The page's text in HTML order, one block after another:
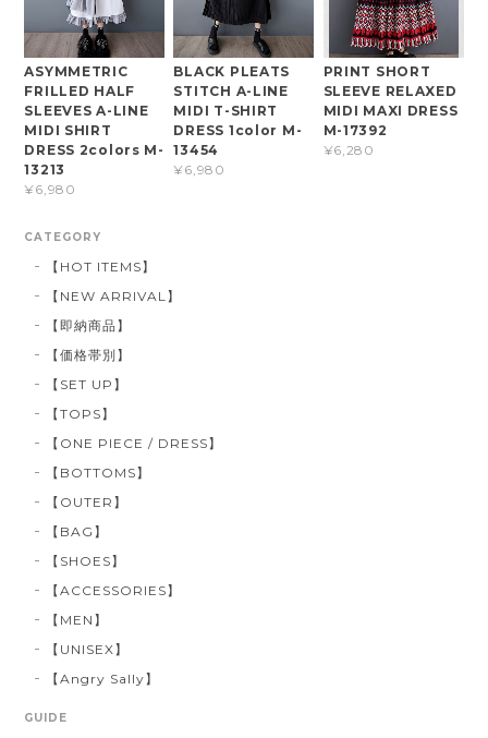
ASYMMETRIC
FRILLED HALF
SLEEVES A-LINE
MIDI SHIRT
DRESS 2colors M-
13213
¥6,980
BLACK PLEATS
STITCH A-LINE
MIDI T-SHIRT
DRESS 1color M-
13454
¥6,980
PRINT SHORT
SLEEVE RELAXED
MIDI MAXI DRESS
M-17392
¥6,280
CATEGORY
【HOT ITEMS】
【NEW ARRIVAL】
【即納商品】
【価格帯別】
【SET UP】
【TOPS】
【ONE PIECE / DRESS】
【BOTTOMS】
【OUTER】
【BAG】
【SHOES】
【ACCESSORIES】
【MEN】
【UNISEX】
【Angry Sally】
GUIDE